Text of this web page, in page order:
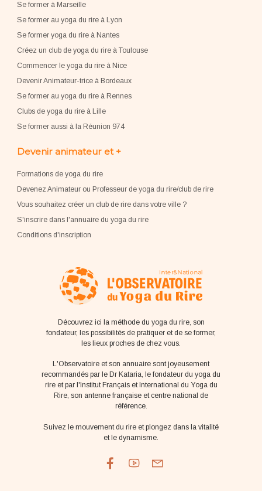
Se former à Marseille
Se former au yoga du rire à Lyon
Se former yoga du rire à Nantes
Créez un club de yoga du rire à Toulouse
Commencer le yoga du rire à Nice
Devenir Animateur-trice à Bordeaux
Se former au yoga du rire à Rennes
Clubs de yoga du rire à Lille
Se former aussi à la Réunion 974
Devenir animateur et +
Formations de yoga du rire
Devenez Animateur ou Professeur de yoga du rire/club de rire
Vous souhaitez créer un club de rire dans votre ville ?
S'inscrire dans l'annuaire du yoga du rire
Conditions d'inscription
Découvrez ici la méthode du yoga du rire, son
fondateur, les possibilités de pratiquer et de se former,
les lieux proches de chez vous.
L'Observatoire et son annuaire sont joyeusement
recommandés par le Dr Kataria, le fondateur du yoga du
rire et par l'Institut Français et International du Yoga du
Rire, son antenne française et centre national de
référence.
Suivez le mouvement du rire et plongez dans la vitalité
et le dynamisme.